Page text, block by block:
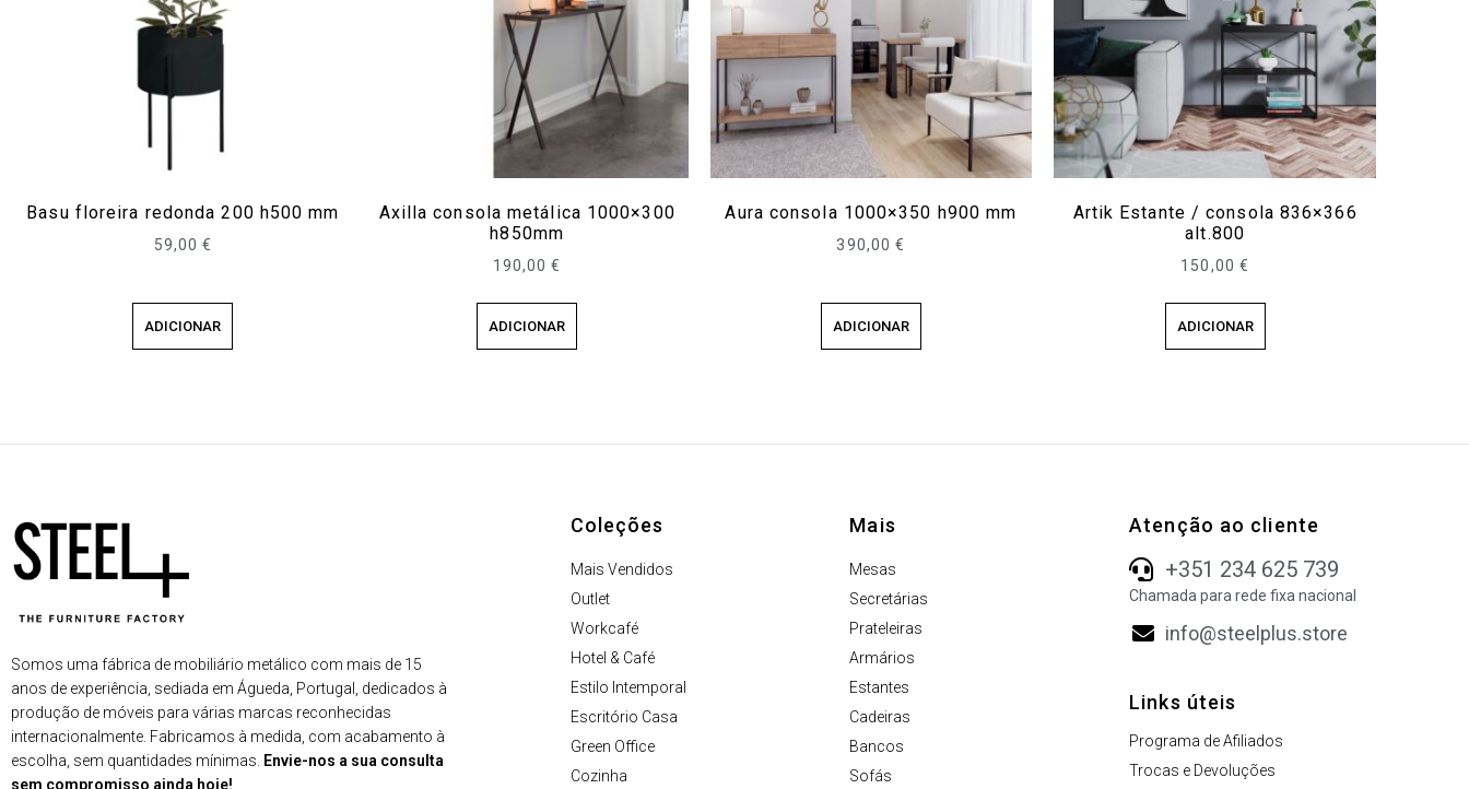
Basu floreira redonda 200 h500 mm
59,00€
ADICIONAR
Axilla consola metálica 1000×300
h850mm
190,00€
ADICIONAR
Aura consola 1000×350 h900 mm
390,00€
ADICIONAR
Artik Estante / consola 836×366
alt.800
150,00 €
ADICIONAR
Somos uma fábrica de mobiliário metálico com mais de 15
anos de experiência, sediada em Águeda, Portugal, dedicados à
produção de móveis para várias marcas reconhecidas
internacionalmente. Fabricamos à medida, com acabamento à
escolha, sem quantidades mínimas. Envie-nos a sua consulta
sem compromisso ainda hoje!
Coleções
Mais Vendidos
Outlet
Workcafé
Hotel & Café
Estilo Intemporal
Escritório Casa
Green Office
Cozinha
Mais
Mesas
Secretárias
Prateleiras
Armários
Estantes
Cadeiras
Bancos
Sofás
Atenção ao cliente
+351 234 625 739
Chamada para rede fixa nacional
info@steelplus.store
Links úteis
Programa de Afiliados
Trocas e Devoluções